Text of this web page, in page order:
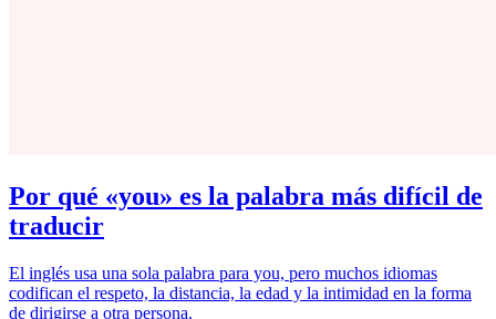
Por qué «you» es la palabra más difícil de
traducir
El inglés usa una sola palabra para you, pero muchos idiomas
codifican el respeto, la distancia, la edad y la intimidad en la forma
de dirigirse a otra persona.